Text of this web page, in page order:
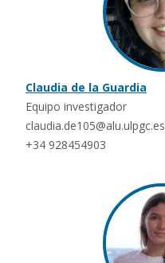
Claudia de la Guardia
Equipo investigador
claudia.de105@alu.ulpgc.es
+34 928454903